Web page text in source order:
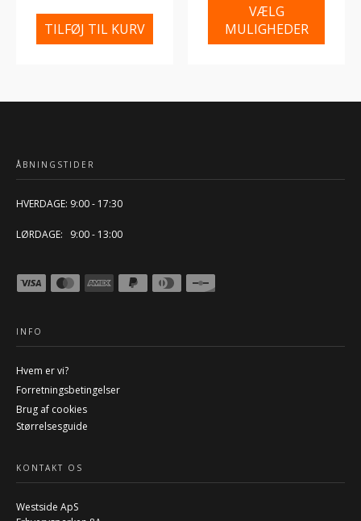
TILFØJ TIL KURV
VÆLG
MULIGHEDER
ÅBNINGSTIDER
HVERDAGE: 9:00 - 17:30
LØRDAGE: 9:00 - 13:00
INFO
Hvem er vi?
Forretningsbetingelser
Brug af cookies
Størrelsesguide
KONTAKT OS
Westside ApS